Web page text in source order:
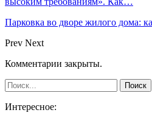
Парковка во дворе жилого дома:
Prev Next
Комментарии закрыты.
Интересное: